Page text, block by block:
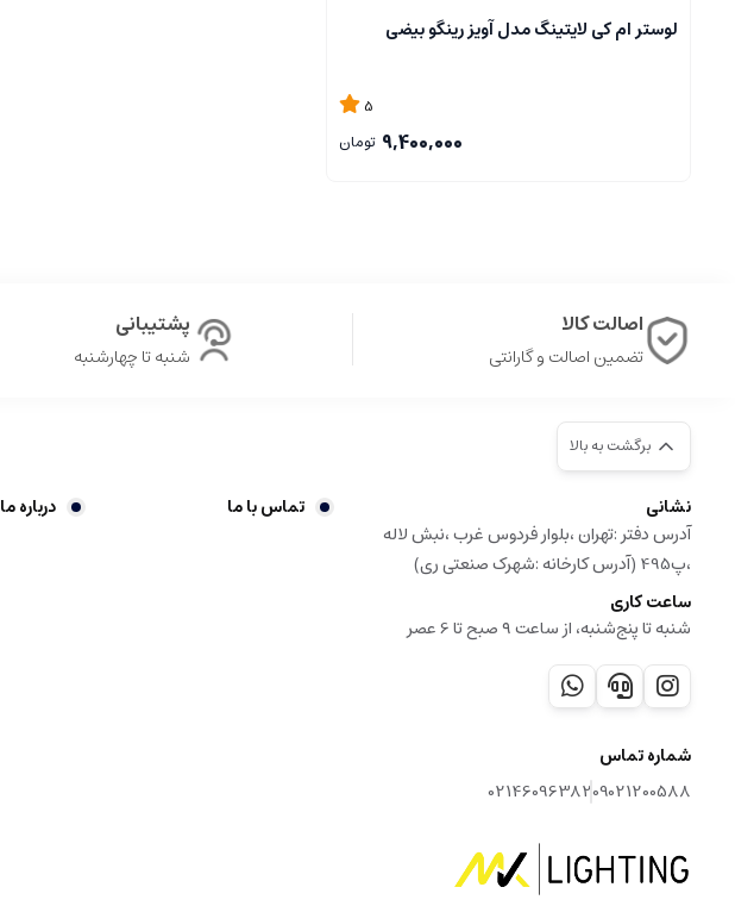
لوستر ام کی لایتینگ مدل آویز رینگو بیضی
5
9,400,000 تومان
اصالت کالا
تضمین اصالت و گارانتی
پشتیبانی
شنبه تا چهارشنبه
برگشت به بالا
نشانی
آدرس دفتر :تهران ،بلوار فردوس غرب ،نبش لاله
،پ495 (آدرس کارخانه :شهرک صنعتی ری)
ساعت کاری
شنبه تا پنج‌شنبه، از ساعت ۹ صبح تا 6 عصر
شماره تماس
09021200588
02146096382
تماس با ما درباره ما